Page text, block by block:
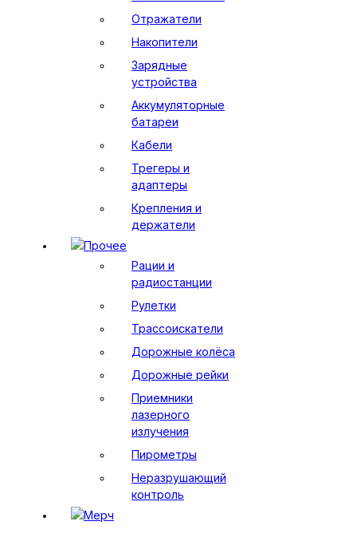
Отражатели
Накопители
Зарядные
устройства
Аккумуляторные
батареи
Кабели
Трегеры и
адаптеры
Крепления и
держатели
Прочее
Рации и
радиостанции
Рулетки
Трассоискатели
Дорожные колёса
Дорожные рейки
Приемники
лазерного
излучения
Пирометры
Неразрушающий
контроль
Мерч